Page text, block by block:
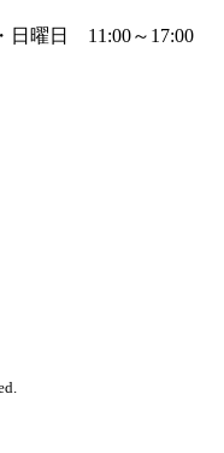
日曜日 11:00～17:00